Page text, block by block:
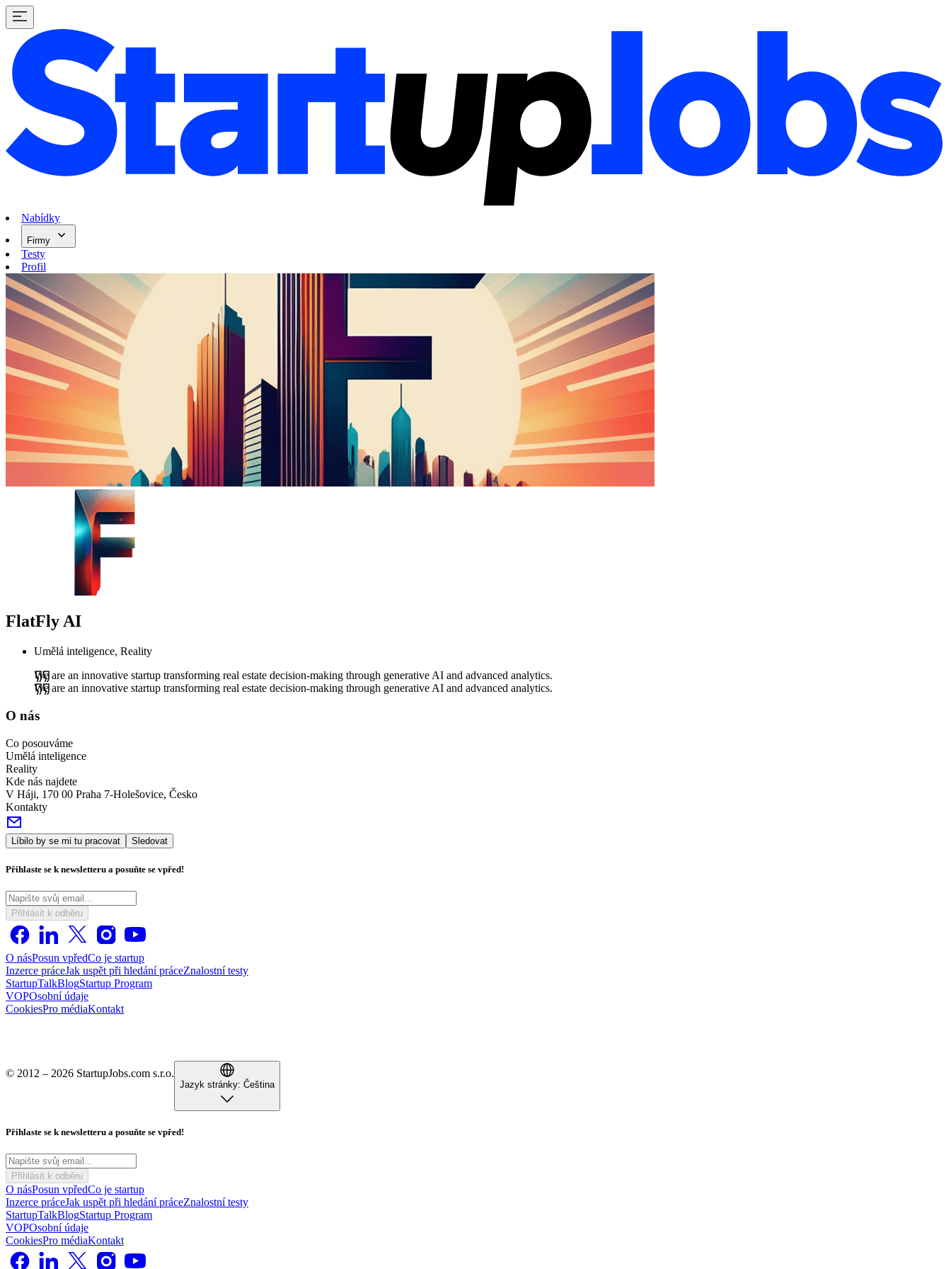
Nabídky
Firmy
Testy
Profil
FlatFly AI
Umělá inteligence, Reality
We are an innovative startup transforming real estate decision-making through generative AI and advanced analytics.
We are an innovative startup transforming real estate decision-making through generative AI and advanced analytics.
O nás
Co posouváme
Umělá inteligence
Reality
Kde nás najdete
V Háji, 170 00 Praha 7-Holešovice, Česko
Kontakty
Líbilo by se mi tu pracovat Sledovat
Přihlaste se k newsletteru a posuňte se vpřed!
Přihlásit k odběru
O násPosun vpředCo je startup
Inzerce práceJak uspět při hledání práceZnalostní testy
StartupTalkBlogStartup Program
VOPOsobní údaje
CookiesPro médiaKontakt
© 2012 – 2026 StartupJobs.com s.r.o.
Jazyk stránky: Čeština
Přihlaste se k newsletteru a posuňte se vpřed!
Přihlásit k odběru
O násPosun vpředCo je startup
Inzerce práceJak uspět při hledání práceZnalostní testy
StartupTalkBlogStartup Program
VOPOsobní údaje
CookiesPro médiaKontakt